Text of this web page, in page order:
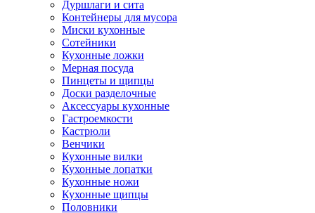
Дуршлаги и сита
Контейнеры для мусора
Миски кухонные
Сотейники
Кухонные ложки
Мерная посуда
Пинцеты и щипцы
Доски разделочные
Аксессуары кухонные
Гастроемкости
Кастрюли
Венчики
Кухонные вилки
Кухонные лопатки
Кухонные ножи
Кухонные щипцы
Половники